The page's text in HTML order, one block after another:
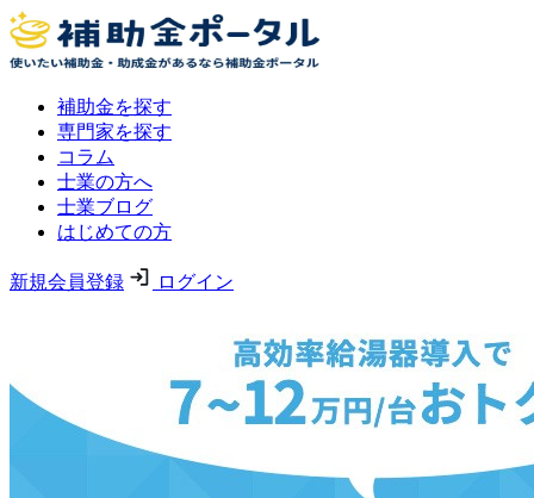
補助金を探す
専門家を探す
コラム
士業の方へ
士業ブログ
はじめての方
新規会員登録 ログイン